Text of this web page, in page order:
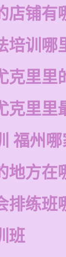
店铺有
培训哪
克里里
克里里
福州
地方在
排练班
班